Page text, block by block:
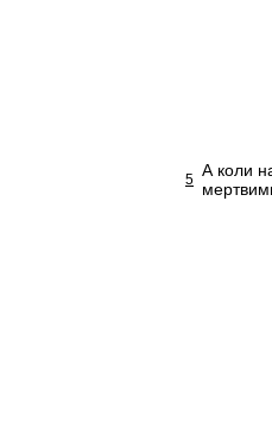
5 А коли